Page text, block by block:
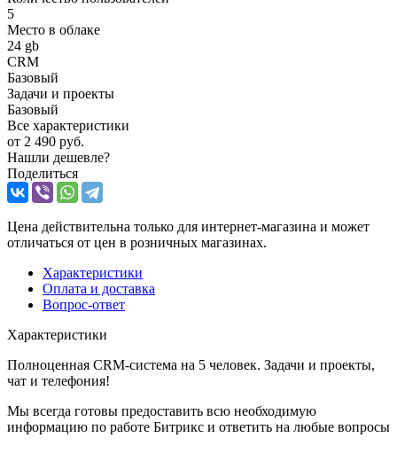
5
Место в облаке
24 gb
CRM
Базовый
Задачи и проекты
Базовый
Все характеристики
от 2 490 руб.
Нашли дешевле?
Поделиться
Цена действительна только для интернет-магазина и может
отличаться от цен в розничных магазинах.
Характеристики
Оплата и доставка
Вопрос-ответ
Характеристики
Полноценная CRM-cистема на 5 человек. Задачи и проекты,
чат и телефония!
Мы всегда готовы предоставить всю необходимую
информацию по работе Битрикс и ответить на любые вопросы